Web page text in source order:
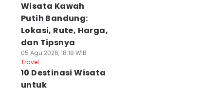
Wisata Kawah
Putih Bandung:
Lokasi, Rute, Harga,
dan Tipsnya
05 Agu 2026, 18:19 WIB
Travel
10 Destinasi Wisata
untuk